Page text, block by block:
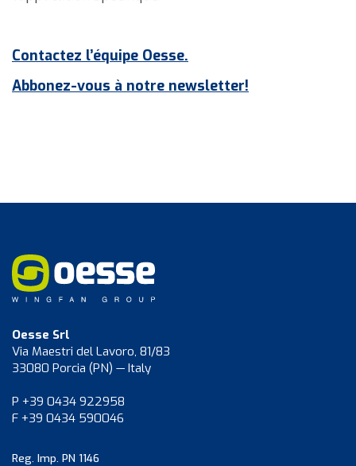
Contactez l’équipe Oesse.
Abbonez-vous à notre newsletter!
Oesse Srl
Via Maestri del Lavoro, 81/83
33080 Porcia (PN) — Italy
P +39 0434 922958
F +39 0434 590046
Reg. Imp. PN 1146